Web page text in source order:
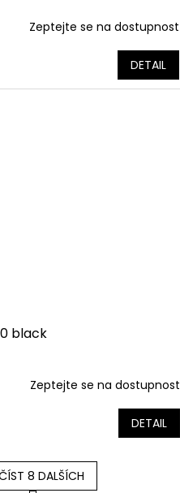
Zeptejte se na dostupnost
DETAIL
black
Zeptejte se na dostupnost
DETAIL
8 DALŠÍCH